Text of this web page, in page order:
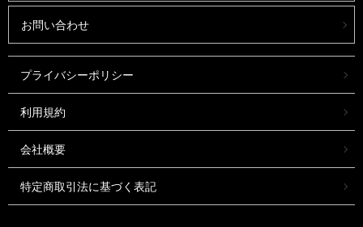
お問い合わせ
プライバシーポリシー
利用規約
会社概要
特定商取引法に基づく表記